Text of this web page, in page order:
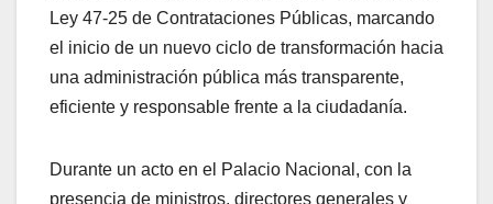
Ley 47-25 de Contrataciones Públicas, marcando
el inicio de un nuevo ciclo de transformación hacia
una administración pública más transparente,
eficiente y responsable frente a la ciudadanía.
Durante un acto en el Palacio Nacional, con la
presencia de ministros, directores generales y